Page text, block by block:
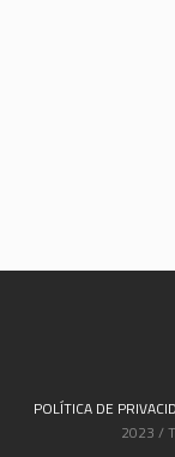
POLÍTICA DE
2023 /